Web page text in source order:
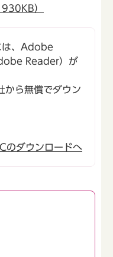
）
は、Adobe
Reader）が
ら無償でダウン
ダウンロードへ